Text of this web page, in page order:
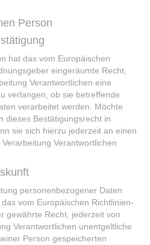
Person
hat das vom Europäischen
eingeräumte Recht,
Verantwortlichen eine
verlangen, ob sie betreffende
verarbeitet werden. Möchte
dieses Bestätigungsrecht in
sie sich hierzu jederzeit an einen
Verantwortlichen
personenbezogener Daten
vom Europäischen Richtlinien-
gewährte Recht, jederzeit von
Verantwortlichen unentgeltliche
Person gespeicherten